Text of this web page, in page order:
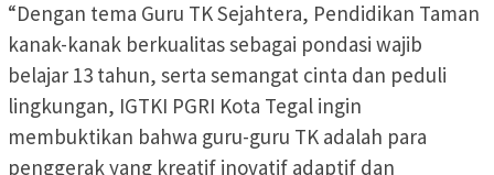
“Dengan tema Guru TK Sejahtera, Pendidikan Taman
kanak-kanak berkualitas sebagai pondasi wajib
belajar 13 tahun, serta semangat cinta dan peduli
lingkungan, IGTKI PGRI Kota Tegal ingin
membuktikan bahwa guru-guru TK adalah para
penggerak yang kreatif inovatif adaptif dan